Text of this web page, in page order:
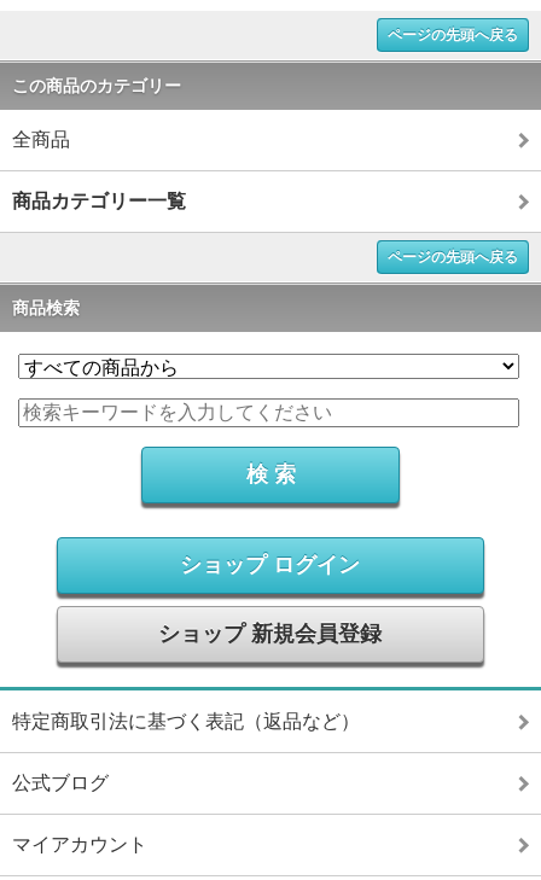
ページの先頭へ戻る
この商品のカテゴリー
全商品
商品カテゴリー一覧
ページの先頭へ戻る
商品検索
ショップ ログイン
ショップ 新規会員登録
特定商取引法に基づく表記（返品など）
公式ブログ
マイアカウント